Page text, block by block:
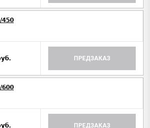
450
ПРЕДЗАКАЗ
600
ПРЕДЗАКАЗ